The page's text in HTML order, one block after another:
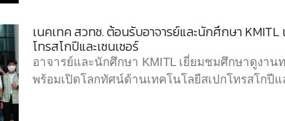
เนคเทค สวทช. ต้อนรับอาจารย์และนักศึกษา
โทรสโกปีและเซนเซอร์
อาจารย์และนักศึกษา KMITL เยี่ยมชมศึกษาดูงาน
พร้อมเปิดโลกทัศน์ด้านเทคโนโลยีสเปกโทรสโกปีแ